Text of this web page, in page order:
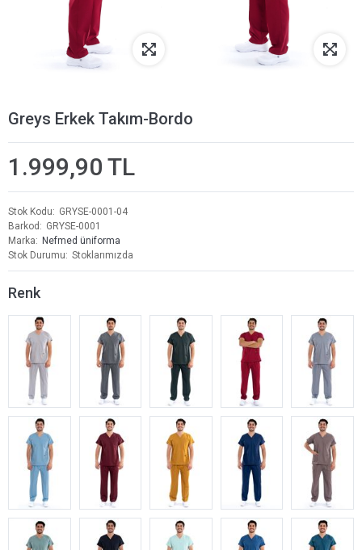
Greys Erkek Takım-Bordo
1.999,90 TL
Stok Kodu
GRYSE-0001-04
Barkod
GRYSE-0001
Marka
Nefmed üniforma
Stok Durumu
Stoklarımızda
Renk